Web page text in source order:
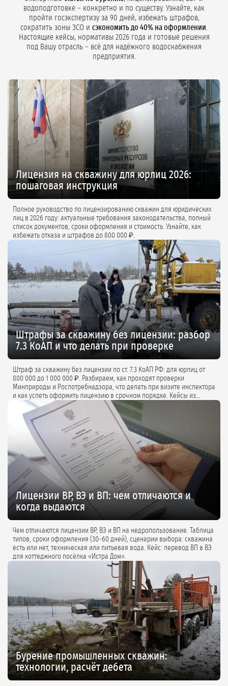
водоподготовке – конкретно и по существу. Узнайте, как
пройти госэкспертизу за 90 дней, избежать штрафов,
сократить зоны ЗСО и сэкономить до 40% на оформлении
Настоящие кейсы, нормативы 2026 года и готовые решения
под Вашу отрасль – всё для надёжного водоснабжения
предприятия.
Лицензия на скважину для юрлиц 2026:
пошаговая инструкция
Полное руководство по лицензированию скважин для юридических
лиц в 2026 году: актуальные требования законодательства, полный
список документов, сроки оформления и стоимость. Узнайте, как
избежать отказа и штрафов до 800 000 ₽.
Штрафы за скважину без лицензии: разбор
7.3 КоАП и что делать при проверке
Штраф за скважину без лицензии по ст. 7.3 КоАП РФ: для юрлиц от
800 000 до 1 000 000 ₽. Разбираем, как проходят проверки
Минприроды и Роспотребнадзора, что делать при визите инспектора
и как успеть оформить лицензию в срочном порядке. Кейсы из
практики и советы экспертов.
Лицензии ВР, ВЭ и ВП: чем отличаются и
когда выдаются
Чем отличаются лицензии ВР, ВЭ и ВП на недропользование. Таблица
типов, сроки оформления (30–60 дней), сценарии выбора: скважина
есть или нет, техническая или питьевая вода. Кейс: перевод ВП в ВЭ
для коттеджного посёлка «Истра Дом».
Бурение промышленных скважин:
технологии, расчёт дебета